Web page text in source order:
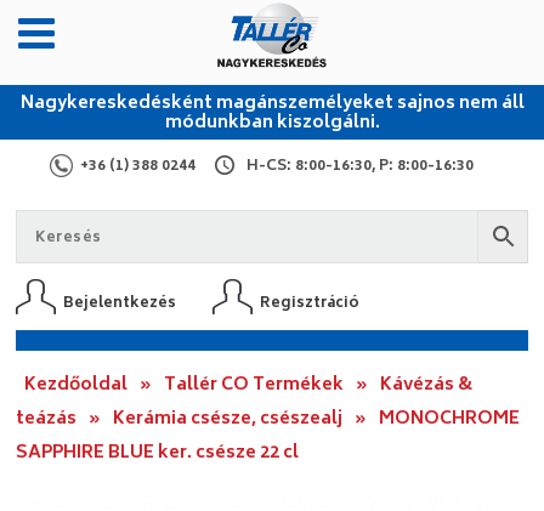
Nagykereskedésként magánszemélyeket sajnos nem áll
módunkban kiszolgálni.
+36 (1) 388 0244 H-CS: 8:00-16:30, P: 8:00-16:30
Bejelentkezés Regisztráció
Kezdőoldal » Tallér CO Termékek » Kávézás &
teázás » Kerámia csésze, csészealj » MONOCHROME
SAPPHIRE BLUE ker. csésze 22 cl